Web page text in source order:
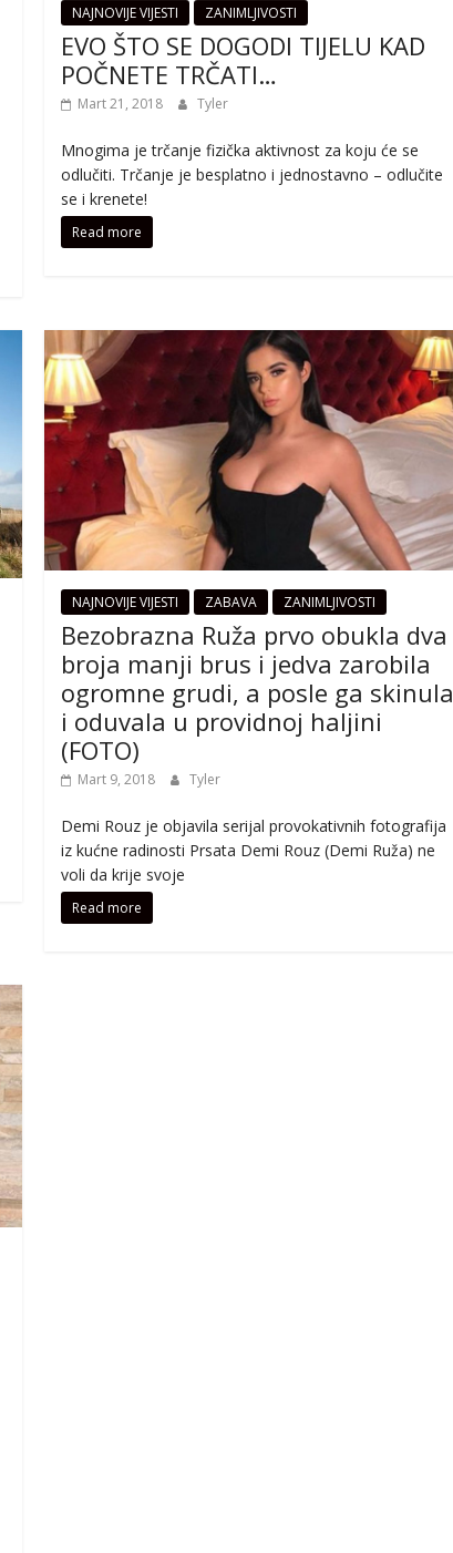
NAJNOVIJE VIJESTI ZANIMLJIVOSTI
EVO ŠTO SE DOGODI TIJELU KAD
POČNETE TRČATI…
Mart 21, 2018 Tyler
Mnogima je trčanje fizička aktivnost za koju će se
odlučiti. Trčanje je besplatno i jednostavno – odlučite
se i krenete!
Read more
NAJNOVIJE VIJESTI ZABAVA ZANIMLJIVOSTI
Bezobrazna Ruža prvo obukla dva
broja manji brus i jedva zarobila
ogromne grudi, a posle ga skinula
i oduvala u providnoj haljini
(FOTO)
Mart 9, 2018 Tyler
Demi Rouz je objavila serijal provokativnih fotografija
iz kućne radinosti Prsata Demi Rouz (Demi Ruža) ne
voli da krije svoje
Read more